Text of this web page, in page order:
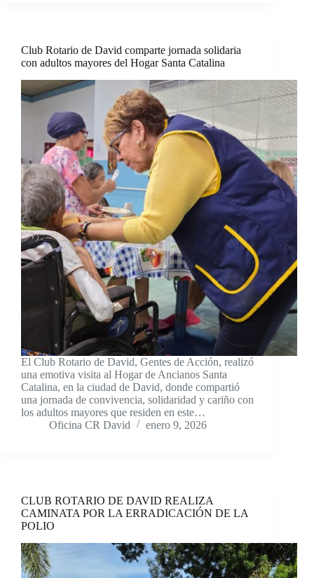
Club Rotario de David comparte jornada solidaria
con adultos mayores del Hogar Santa Catalina
El Club Rotario de David, Gentes de Acción, realizó
una emotiva visita al Hogar de Ancianos Santa
Catalina, en la ciudad de David, donde compartió
una jornada de convivencia, solidaridad y cariño con
los adultos mayores que residen en este…
Oficina CR David
enero 9, 2026
CLUB ROTARIO DE DAVID REALIZA
CAMINATA POR LA ERRADICACIÓN DE LA
POLIO